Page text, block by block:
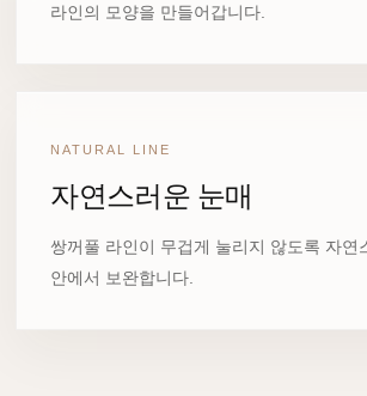
라인의 모양을 만들어갑니다.
NATURAL LINE
자연스러운 눈매
쌍꺼풀 라인이 무겁게 눌리지 않도록 자연
안에서 보완합니다.